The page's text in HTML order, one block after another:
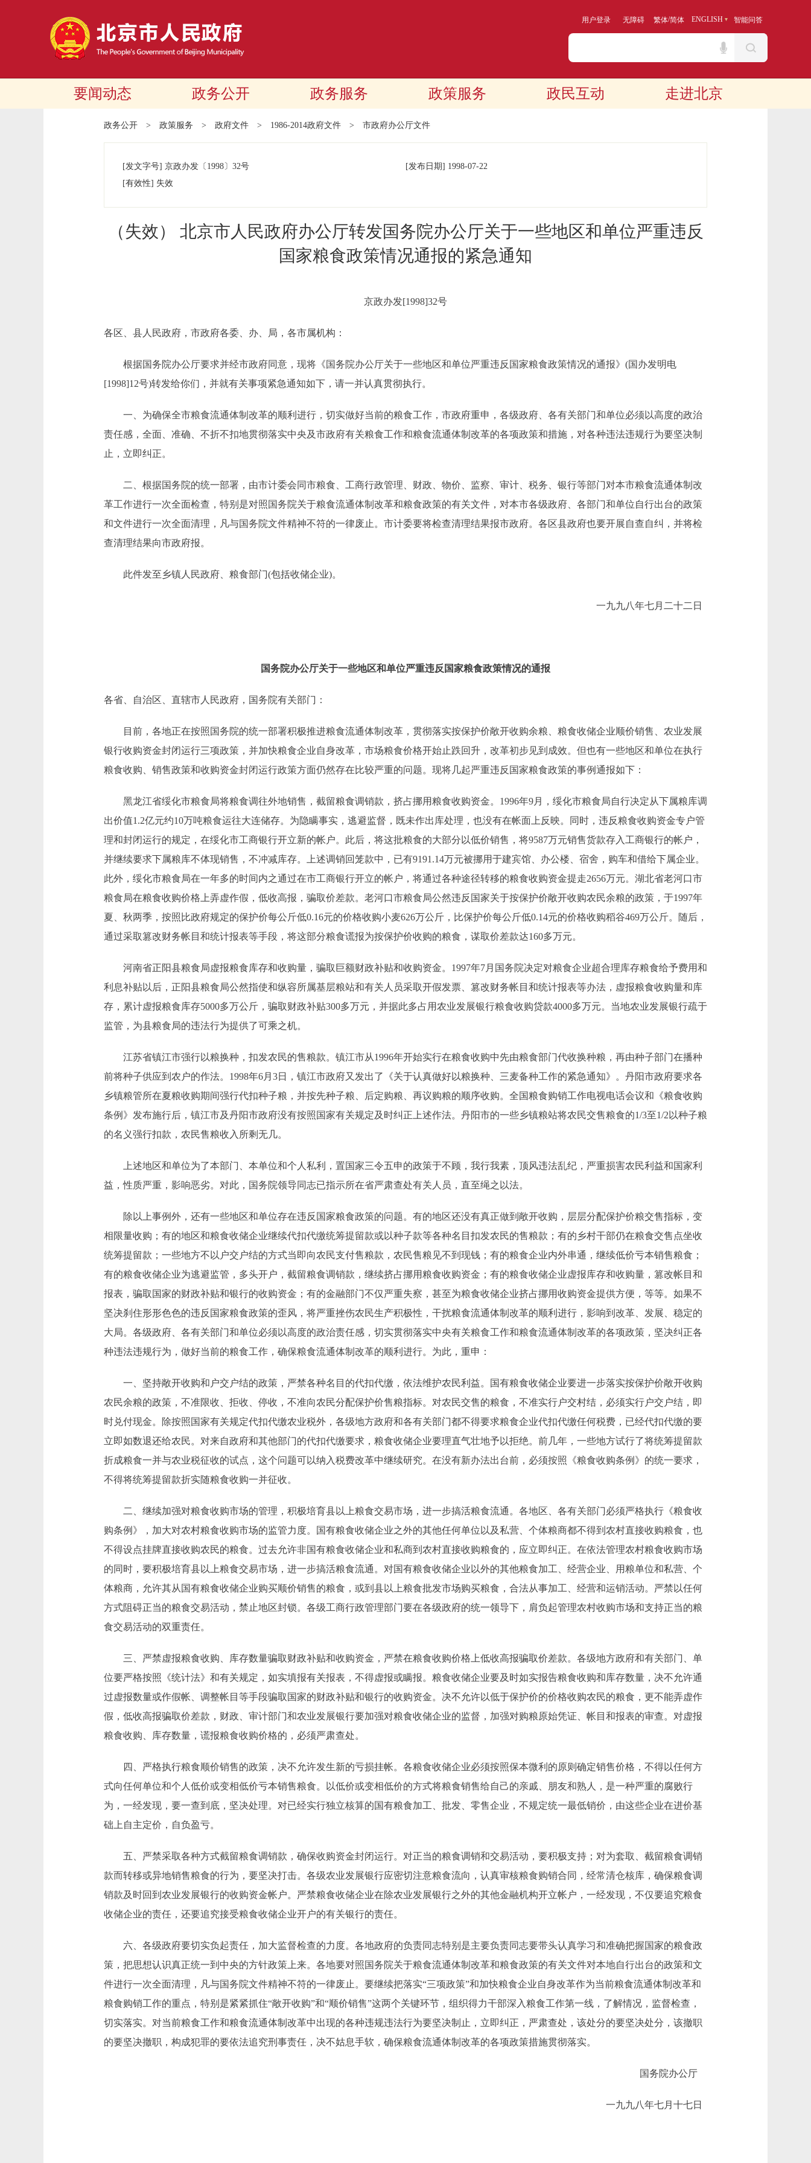
用户登录 无障碍 繁体/简体 ENGLISH 智能问答
要闻动态 政务公开 政务服务 政策服务 政民互动 走进北京
政务公开 > 政策服务 > 政府文件 > 1986-2014政府文件 > 市政府办公厅文件
[发文字号] 京政办发 〔1998〕 32号 [发布日期] 1998-07-22
[有效性] 失效
（失效） 北京市人民政府办公厅转发国务院办公厅关于一些地区和单位严重违反
国家粮食政策情况通报的紧急通知
京政办发[1998]32号
各区、县人民政府，市政府各委、办、局，各市属机构：
根据国务院办公厅要求并经市政府同意，现将《国务院办公厅关于一些地区和单位严重违反国家粮食政策情况的通报》(国办发明电
[1998]12号)转发给你们，并就有关事项紧急通知如下，请一并认真贯彻执行。
一、为确保全市粮食流通体制改革的顺利进行，切实做好当前的粮食工作，市政府重申，各级政府、各有关部门和单位必须以高度的政治
责任感，全面、准确、不折不扣地贯彻落实中央及市政府有关粮食工作和粮食流通体制改革的各项政策和措施，对各种违法违规行为要坚决制
止，立即纠正。
二、根据国务院的统一部署，由市计委会同市粮食、工商行政管理、财政、物价、监察、审计、税务、银行等部门对本市粮食流通体制改
革工作进行一次全面检查，特别是对照国务院关于粮食流通体制改革和粮食政策的有关文件，对本市各级政府、各部门和单位自行出台的政策
和文件进行一次全面清理，凡与国务院文件精神不符的一律废止。市计委要将检查清理结果报市政府。各区县政府也要开展自查自纠，并将检
查清理结果向市政府报。
此件发至乡镇人民政府、粮食部门(包括收储企业)。
一九九八年七月二十二日
国务院办公厅关于一些地区和单位严重违反国家粮食政策情况的通报
各省、自治区、直辖市人民政府，国务院有关部门：
目前，各地正在按照国务院的统一部署积极推进粮食流通体制改革，贯彻落实按保护价敞开收购余粮、粮食收储企业顺价销售、农业发展
银行收购资金封闭运行三项政策，并加快粮食企业自身改革，市场粮食价格开始止跌回升，改革初步见到成效。但也有一些地区和单位在执行
粮食收购、销售政策和收购资金封闭运行政策方面仍然存在比较严重的问题。现将几起严重违反国家粮食政策的事例通报如下：
黑龙江省绥化市粮食局将粮食调往外地销售，截留粮食调销款，挤占挪用粮食收购资金。1996年9月，绥化市粮食局自行决定从下属粮库调
出价值1.2亿元约10万吨粮食运往大连储存。为隐瞒事实，逃避监督，既未作出库处理，也没有在帐面上反映。同时，违反粮食收购资金专户管
理和封闭运行的规定，在绥化市工商银行开立新的帐户。此后，将这批粮食的大部分以低价销售，将9587万元销售货款存入工商银行的帐户，
并继续要求下属粮库不体现销售，不冲减库存。上述调销回笼款中，已有9191.14万元被挪用于建宾馆、办公楼、宿舍，购车和借给下属企业。
此外，绥化市粮食局在一年多的时间内之通过在市工商银行开立的帐户，将通过各种途径转移的粮食收购资金提走2656万元。湖北省老河口市
粮食局在粮食收购价格上弄虚作假，低收高报，骗取价差款。老河口市粮食局公然违反国家关于按保护价敞开收购农民余粮的政策，于1997年
夏、秋两季，按照比政府规定的保护价每公斤低0.16元的价格收购小麦626万公斤，比保护价每公斤低0.14元的价格收购稻谷469万公斤。随后，
通过采取篡改财务帐目和统计报表等手段，将这部分粮食谎报为按保护价收购的粮食，谋取价差款达160多万元。
河南省正阳县粮食局虚报粮食库存和收购量，骗取巨额财政补贴和收购资金。1997年7月国务院决定对粮食企业超合理库存粮食给予费用和
利息补贴以后，正阳县粮食局公然指使和纵容所属基层粮站和有关人员采取开假发票、篡改财务帐目和统计报表等办法，虚报粮食收购量和库
存，累计虚报粮食库存5000多万公斤，骗取财政补贴300多万元，并据此多占用农业发展银行粮食收购贷款4000多万元。当地农业发展银行疏于
监管，为县粮食局的违法行为提供了可乘之机。
江苏省镇江市强行以粮换种，扣发农民的售粮款。镇江市从1996年开始实行在粮食收购中先由粮食部门代收换种粮，再由种子部门在播种
前将种子供应到农户的作法。1998年6月3日，镇江市政府又发出了《关于认真做好以粮换种、三麦备种工作的紧急通知》。丹阳市政府要求各
乡镇粮管所在夏粮收购期间强行代扣种子粮，并按先种子粮、后定购粮、再议购粮的顺序收购。全国粮食购销工作电视电话会议和《粮食收购
条例》发布施行后，镇江市及丹阳市政府没有按照国家有关规定及时纠正上述作法。丹阳市的一些乡镇粮站将农民交售粮食的1/3至1/2以种子粮
的名义强行扣款，农民售粮收入所剩无几。
上述地区和单位为了本部门、本单位和个人私利，置国家三令五申的政策于不顾，我行我素，顶风违法乱纪，严重损害农民利益和国家利
益，性质严重，影响恶劣。对此，国务院领导同志已指示所在省严肃查处有关人员，直至绳之以法。
除以上事例外，还有一些地区和单位存在违反国家粮食政策的问题。有的地区还没有真正做到敞开收购，层层分配保护价粮交售指标，变
相限量收购；有的地区和粮食收储企业继续代扣代缴统筹提留款或以种子款等各种名目扣发农民的售粮款；有的乡村干部仍在粮食交售点坐收
统筹提留款；一些地方不以户交户结的方式当即向农民支付售粮款，农民售粮见不到现钱；有的粮食企业内外串通，继续低价亏本销售粮食；
有的粮食收储企业为逃避监管，多头开户，截留粮食调销款，继续挤占挪用粮食收购资金；有的粮食收储企业虚报库存和收购量，篡改帐目和
报表，骗取国家的财政补贴和银行的收购资金；有的金融部门不仅严重失察，甚至为粮食收储企业挤占挪用收购资金提供方便，等等。如果不
坚决刹住形形色色的违反国家粮食政策的歪风，将严重挫伤农民生产积极性，干扰粮食流通体制改革的顺利进行，影响到改革、发展、稳定的
大局。各级政府、各有关部门和单位必须以高度的政治责任感，切实贯彻落实中央有关粮食工作和粮食流通体制改革的各项政策，坚决纠正各
种违法违规行为，做好当前的粮食工作，确保粮食流通体制改革的顺利进行。为此，重申：
一、坚持敞开收购和户交户结的政策，严禁各种名目的代扣代缴，依法维护农民利益。国有粮食收储企业要进一步落实按保护价敞开收购
农民余粮的政策，不准限收、拒收、停收，不准向农民分配保护价售粮指标。对农民交售的粮食，不准实行户交村结，必须实行户交户结，即
时兑付现金。除按照国家有关规定代扣代缴农业税外，各级地方政府和各有关部门都不得要求粮食企业代扣代缴任何税费，已经代扣代缴的要
立即如数退还给农民。对来自政府和其他部门的代扣代缴要求，粮食收储企业要理直气壮地予以拒绝。前几年，一些地方试行了将统筹提留款
折成粮食一并与农业税征收的试点，这个问题可以纳入税费改革中继续研究。在没有新办法出台前，必须按照《粮食收购条例》的统一要求，
不得将统筹提留款折实随粮食收购一并征收。
二、继续加强对粮食收购市场的管理，积极培育县以上粮食交易市场，进一步搞活粮食流通。各地区、各有关部门必须严格执行《粮食收
购条例》，加大对农村粮食收购市场的监管力度。国有粮食收储企业之外的其他任何单位以及私营、个体粮商都不得到农村直接收购粮食，也
不得设点挂牌直接收购农民的粮食。过去允许非国有粮食收储企业和私商到农村直接收购粮食的，应立即纠正。在依法管理农村粮食收购市场
的同时，要积极培育县以上粮食交易市场，进一步搞活粮食流通。对国有粮食收储企业以外的其他粮食加工、经营企业、用粮单位和私营、个
体粮商，允许其从国有粮食收储企业购买顺价销售的粮食，或到县以上粮食批发市场购买粮食，合法从事加工、经营和运销活动。严禁以任何
方式阻碍正当的粮食交易活动，禁止地区封锁。各级工商行政管理部门要在各级政府的统一领导下，肩负起管理农村收购市场和支持正当的粮
食交易活动的双重责任。
三、严禁虚报粮食收购、库存数量骗取财政补贴和收购资金，严禁在粮食收购价格上低收高报骗取价差款。各级地方政府和有关部门、单
位要严格按照《统计法》和有关规定，如实填报有关报表，不得虚报或瞒报。粮食收储企业要及时如实报告粮食收购和库存数量，决不允许通
过虚报数量或作假帐、调整帐目等手段骗取国家的财政补贴和银行的收购资金。决不允许以低于保护价的价格收购农民的粮食，更不能弄虚作
假，低收高报骗取价差款，财政、审计部门和农业发展银行要加强对粮食收储企业的监督，加强对购粮原始凭证、帐目和报表的审查。对虚报
粮食收购、库存数量，谎报粮食收购价格的，必须严肃查处。
四、严格执行粮食顺价销售的政策，决不允许发生新的亏损挂帐。各粮食收储企业必须按照保本微利的原则确定销售价格，不得以任何方
式向任何单位和个人低价或变相低价亏本销售粮食。以低价或变相低价的方式将粮食销售给自己的亲戚、朋友和熟人，是一种严重的腐败行
为，一经发现，要一查到底，坚决处理。对已经实行独立核算的国有粮食加工、批发、零售企业，不规定统一最低销价，由这些企业在进价基
础上自主定价，自负盈亏。
五、严禁采取各种方式截留粮食调销款，确保收购资金封闭运行。对正当的粮食调销和交易活动，要积极支持；对为套取、截留粮食调销
款而转移或异地销售粮食的行为，要坚决打击。各级农业发展银行应密切注意粮食流向，认真审核粮食购销合同，经常清仓核库，确保粮食调
销款及时回到农业发展银行的收购资金帐户。严禁粮食收储企业在除农业发展银行之外的其他金融机构开立帐户，一经发现，不仅要追究粮食
收储企业的责任，还要追究接受粮食收储企业开户的有关银行的责任。
六、各级政府要切实负起责任，加大监督检查的力度。各地政府的负责同志特别是主要负责同志要带头认真学习和准确把握国家的粮食政
策，把思想认识真正统一到中央的方针政策上来。各地要对照国务院关于粮食流通体制改革和粮食政策的有关文件对本地自行出台的政策和文
件进行一次全面清理，凡与国务院文件精神不符的一律废止。要继续把落实“三项政策”和加快粮食企业自身改革作为当前粮食流通体制改革和
粮食购销工作的重点，特别是紧紧抓住“敞开收购”和“顺价销售”这两个关键环节，组织得力干部深入粮食工作第一线，了解情况，监督检查，
切实落实。对当前粮食工作和粮食流通体制改革中出现的各种违规违法行为要坚决制止，立即纠正，严肃查处，该处分的要坚决处分，该撤职
的要坚决撤职，构成犯罪的要依法追究刑事责任，决不姑息手软，确保粮食流通体制改革的各项政策措施贯彻落实。
国务院办公厅
一九九八年七月十七日